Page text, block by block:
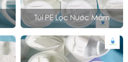
Túi PE Lọc Nước Mắm